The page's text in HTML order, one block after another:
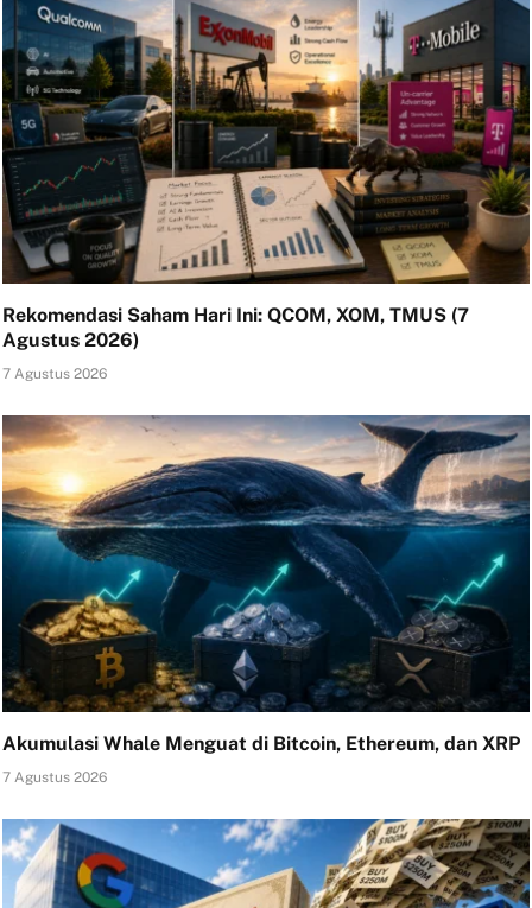
Rekomendasi Saham Hari Ini: QCOM, XOM, TMUS (7
Agustus 2026)
7 Agustus 2026
Akumulasi Whale Menguat di Bitcoin, Ethereum, dan XRP
7 Agustus 2026